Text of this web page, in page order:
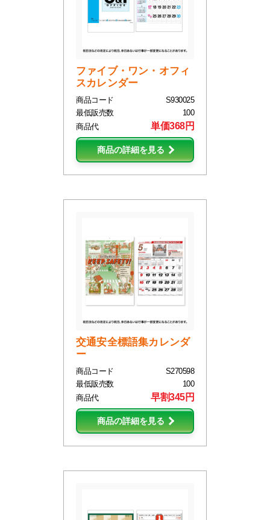
ファイブ・ワン・オフィ
スカレンダー
商品コード
S930025
最低販売数
100
商品代
単価368円
商品の詳細を見る
交通安全標語集カレンダ
ー
商品コード
S270598
最低販売数
100
商品代
早割345円
商品の詳細を見る